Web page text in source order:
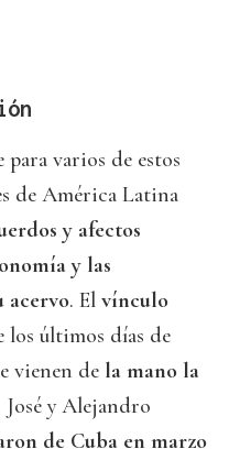
para varios de estos
de América Latina
y afectos
y las
acervo. El vínculo
los últimos días de
vienen de la mano la
José y Alejandro
de Cuba en marzo